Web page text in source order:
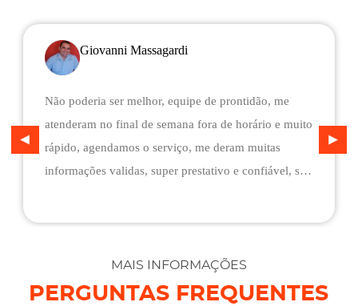
Giovanni Massagardi
Não poderia ser melhor, equipe de prontidão, me
atenderam no final de semana fora de horário e muito
rápido, agendamos o serviço, me deram muitas
informações validas, super prestativo e confiável, são
desviaram para uma oficina mais próximo, sem
qualquer custo na maior boa vontade.
MAIS INFORMAÇÕES
PERGUNTAS FREQUENTES